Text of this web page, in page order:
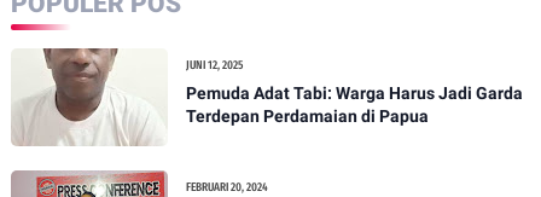
JUNI 12, 2025
Pemuda Adat Tabi: Warga Harus Jadi Garda
Terdepan Perdamaian di Papua
FEBRUARI 20, 2024